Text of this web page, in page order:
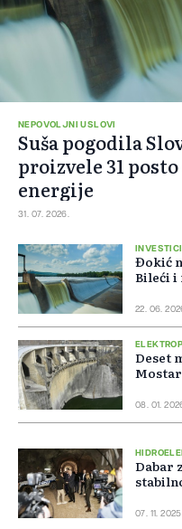
NEPOVOLJNI USLOVI
Suša pogodila
proizvele 31
energije
31. 07. 2026.
Đokić
Bileći i
22. 06.
Deset
Mostar
08. 01.
Dabar
07. 11.